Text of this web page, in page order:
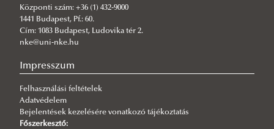
színvonalon működjék
2026/08/03
Még nem késő jelentkezni a KTI szakirányú továbbképzéseire
Fordulat jöhet: megszűnhet a hatóság előtti hazugság
2026/07/30
Q-s/D-s pályázati felhívás
2026/07/30
Központi szám: +36 (1) 432-9000
1441 Budapest, Pf.: 60.
Cím: 1083 Budapest, Ludovika tér 2.
nke@uni-nke.hu
Impresszum
Felhasználási feltételek
Adatvédelem
Bejelentések kezelésére vonatkozó tájékoztatás
Főszerkesztő: